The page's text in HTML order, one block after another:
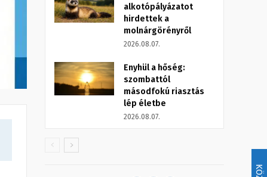
alkotópályázatot
hirdettek a
molnárgörényről
2026.08.07.
Enyhül a hőség:
szombattól
másodfokú riasztás
lép életbe
2026.08.07.